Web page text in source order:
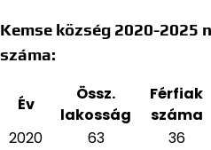
Kemse község 2020-2025
száma:
Év
Össz.
lakosság
Férfiak
száma
2020
63 36